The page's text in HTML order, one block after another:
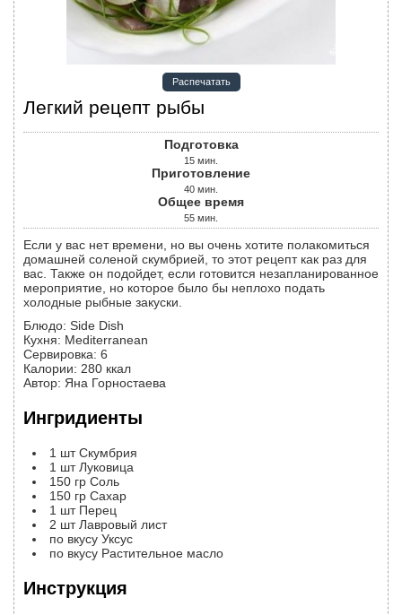
Распечатать
Легкий рецепт рыбы
Подготовка
15 мин.
Приготовление
40 мин.
Общее время
55 мин.
Если у вас нет времени, но вы очень хотите полакомиться
домашней соленой скумбрией, то этот рецепт как раз для
вас. Также он подойдет, если готовится незапланированное
мероприятие, но которое было бы неплохо подать
холодные рыбные закуски.
Блюдо: Side Dish
Кухня: Mediterranean
Сервировка: 6
Калории: 280 ккал
Автор: Яна Горностаева
Ингридиенты
1 шт Скумбрия
1 шт Луковица
150 гр Соль
150 гр Сахар
1 шт Перец
2 шт Лавровый лист
по вкусу Уксус
по вкусу Растительное масло
Инструкция